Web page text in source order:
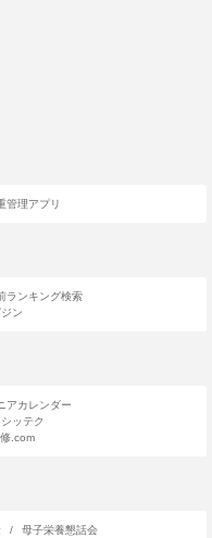
管理アプリ
ランキング検索
ン
アカレンダー
シッテク
.com
/ 母子栄養懇話会